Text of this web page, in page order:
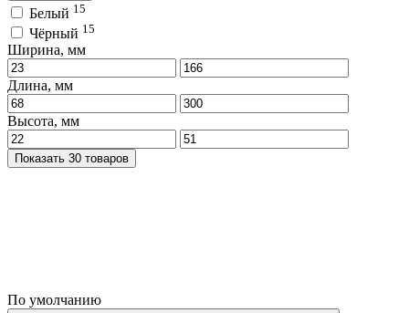
Белый 15
Чёрный 15
Ширина, мм
Длина, мм
Высота, мм
Показать 30 товаров
По умолчанию